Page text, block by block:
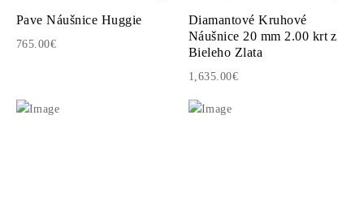
Pave Náušnice Huggie
765.00€
Diamantové Kruhové
Náušnice 20 mm 2.00 krt z
Bieleho Zlata
1,635.00€